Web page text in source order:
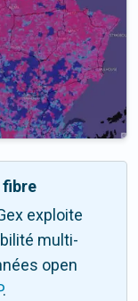
fibre
exploite
multi-
open
.